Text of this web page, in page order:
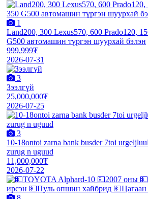
1
Land200, 300 Lexus570, 600 Prado120,
G500 автомашин түргэн шуурхай бэлэн
999,999₮
2026-07-31
3
Зээлгүй
25,000,000₮
2026-07-25
3
10-18ontoi zarna bank busder 7toi
zurug n uguud
11,000,000₮
2026-07-22